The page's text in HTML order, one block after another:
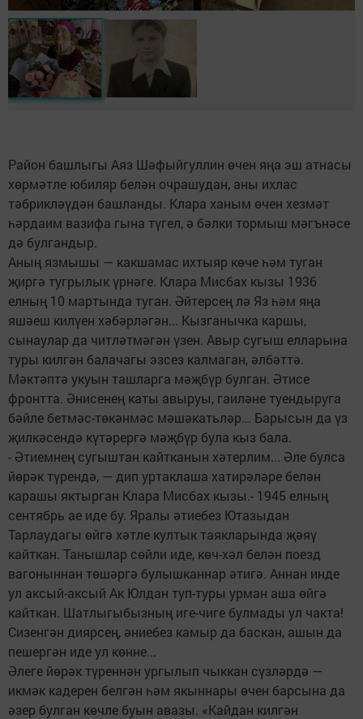
Район башлыгы Аяз Шәфыйгуллин өчен яңа эш атнасы
хөрмәтле юбиляр белән очрашудан, аны ихлас
тәбрикләүдән башланды. Клара ханым өчен хезмәт
һәрдаим вазифа гына түгел, ә бәлки тормыш мәгънәсе
дә булгандыр.
Аның язмышы — какшамас ихтыяр көче һәм туган
җиргә тугрылык үрнәге. Клара Мисбах кызы 1936
елның 10 мартында туган. Әйтерсең лә Яз һәм яңа
яшәеш килүен хәбәрләгән... Кызганычка каршы,
сынаулар да читләтмәгән үзен. Авыр сугыш елларына
туры килгән балачагы эзсез калмаган, әлбәттә.
Мәктәптә укуын ташларга мәҗбүр булган. Әтисе
фронтта. Әнисенең каты авыруы, гаиләне туендыруга
бәйле бетмәс-төкәнмәс мәшәкатьләр... Барысын да үз
җилкәсендә күтәрергә мәҗбүр була кыз бала.
- Әтиемнең сугыштан кайтканын хәтерлим... Әле булса
йөрәк түрендә, — дип уртаклаша хатирәләре белән
карашы яктырган Клара Мисбах кызы.- 1945 елның
сентябрь ае иде бу. Яралы әтиебез Ютазыдан
Тарлаудагы өйгә хәтле култык таякларында җәяү
кайткан. Танышлар сөйли иде, көч-хәл белән поезд
вагоныннан төшәргә булышканнар әтигә. Аннан инде
ул аксый-аксый Ак Юлдан туп-туры урман аша өйгә
кайткан. Шатлыгыбызның иге-чиге булмады ул чакта!
Сизенгән диярсең, әниебез камыр да баскан, ашын да
пешергән иде ул көнне...
Әлеге йөрәк түреннән ургылып чыккан сүзләрдә —
икмәк кадерен белгән һәм якыннары өчен барсына да
әзер булган көчле буын авазы. «Кайдан килгән